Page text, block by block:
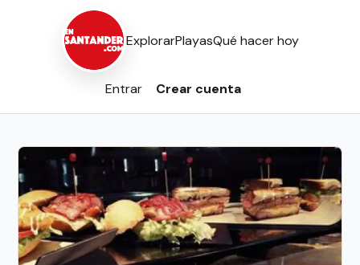
ExplorarPlayasQué hacer hoy
Entrar Crear cuenta